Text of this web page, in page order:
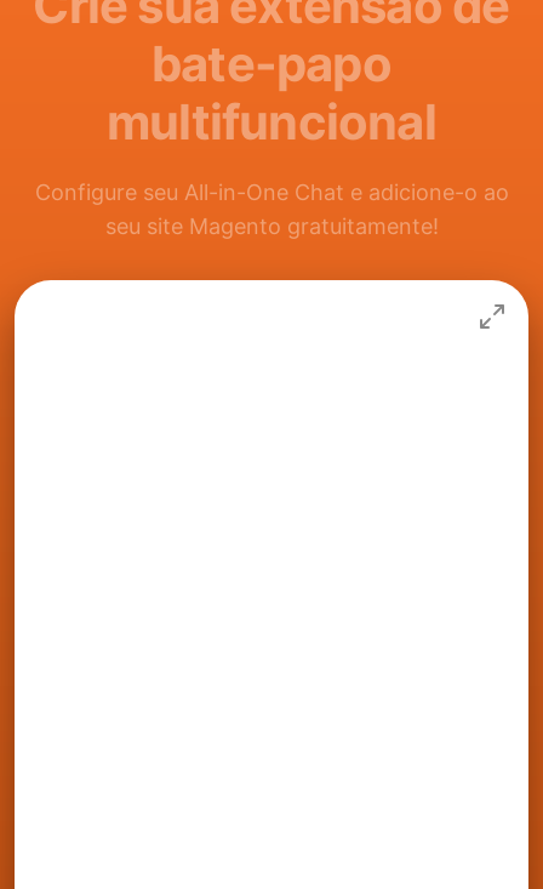
bate-papo
multifuncional
Configure seu All-in-One Chat e adicione-o ao
seu site Magento gratuitamente!